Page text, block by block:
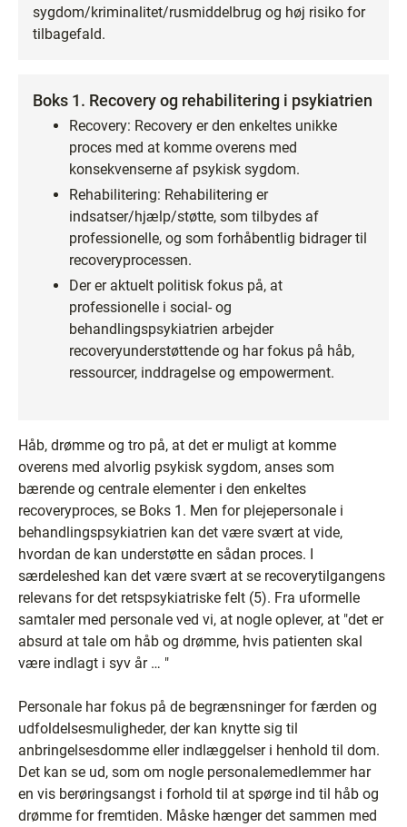
sygdom/kriminalitet/rusmiddelbrug og høj risiko for
tilbagefald.
Boks 1. Recovery og rehabilitering i psykiatrien
Recovery: Recovery er den enkeltes unikke
proces med at komme overens med
konsekvenserne af psykisk sygdom.
Rehabilitering: Rehabilitering er
indsatser/hjælp/støtte, som tilbydes af
professionelle, og som forhåbentlig bidrager til
recoveryprocessen.
Der er aktuelt politisk fokus på, at
professionelle i social- og
behandlingspsykiatrien arbejder
recoveryunderstøttende og har fokus på håb,
ressourcer, inddragelse og empowerment.
Håb, drømme og tro på, at det er muligt at komme
overens med alvorlig psykisk sygdom, anses som
bærende og centrale elementer i den enkeltes
recoveryproces, se Boks 1. Men for plejepersonale i
behandlingspsykiatrien kan det være svært at vide,
hvordan de kan understøtte en sådan proces. I
særdeleshed kan det være svært at se recoverytilgangens
relevans for det retspsykiatriske felt (5). Fra uformelle
samtaler med personale ved vi, at nogle oplever, at "det er
absurd at tale om håb og drømme, hvis patienten skal
være indlagt i syv år … "
Personale har fokus på de begrænsninger for færden og
udfoldelsesmuligheder, der kan knytte sig til
anbringelsesdomme eller indlæggelser i henhold til dom.
Det kan se ud, som om nogle personalemedlemmer har
en vis berøringsangst i forhold til at spørge ind til håb og
drømme for fremtiden. Måske hænger det sammen med